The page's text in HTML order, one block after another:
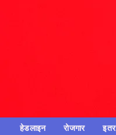
हेडलाइन रोजगार इतर